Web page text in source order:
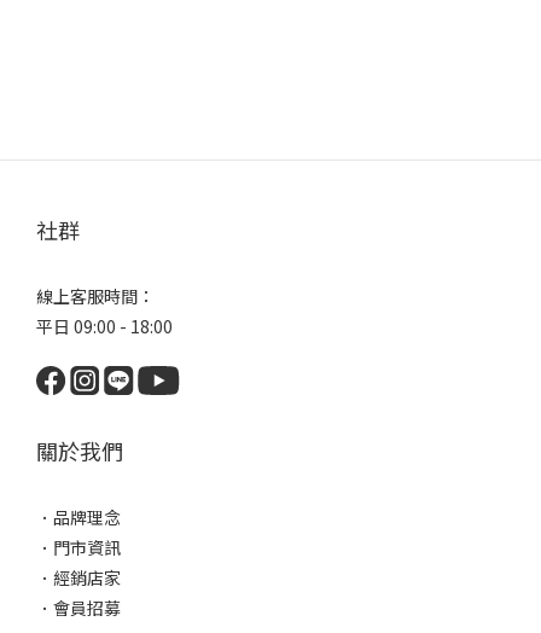
社群
線上客服時間：
平日 09:00 - 18:00
關於我們
． 品牌理念
． 門市資訊
． 經銷店家
． 會員招募